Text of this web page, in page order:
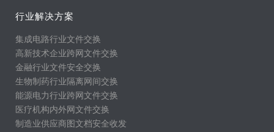
行业解决方案
集成电路行业文件交换
高新技术企业跨网文件交换
金融行业文件安全交换
生物制药行业隔离网间交换
能源电力行业跨网文件交换
医疗机构内外网文件交换
制造业供应商图文档安全收发